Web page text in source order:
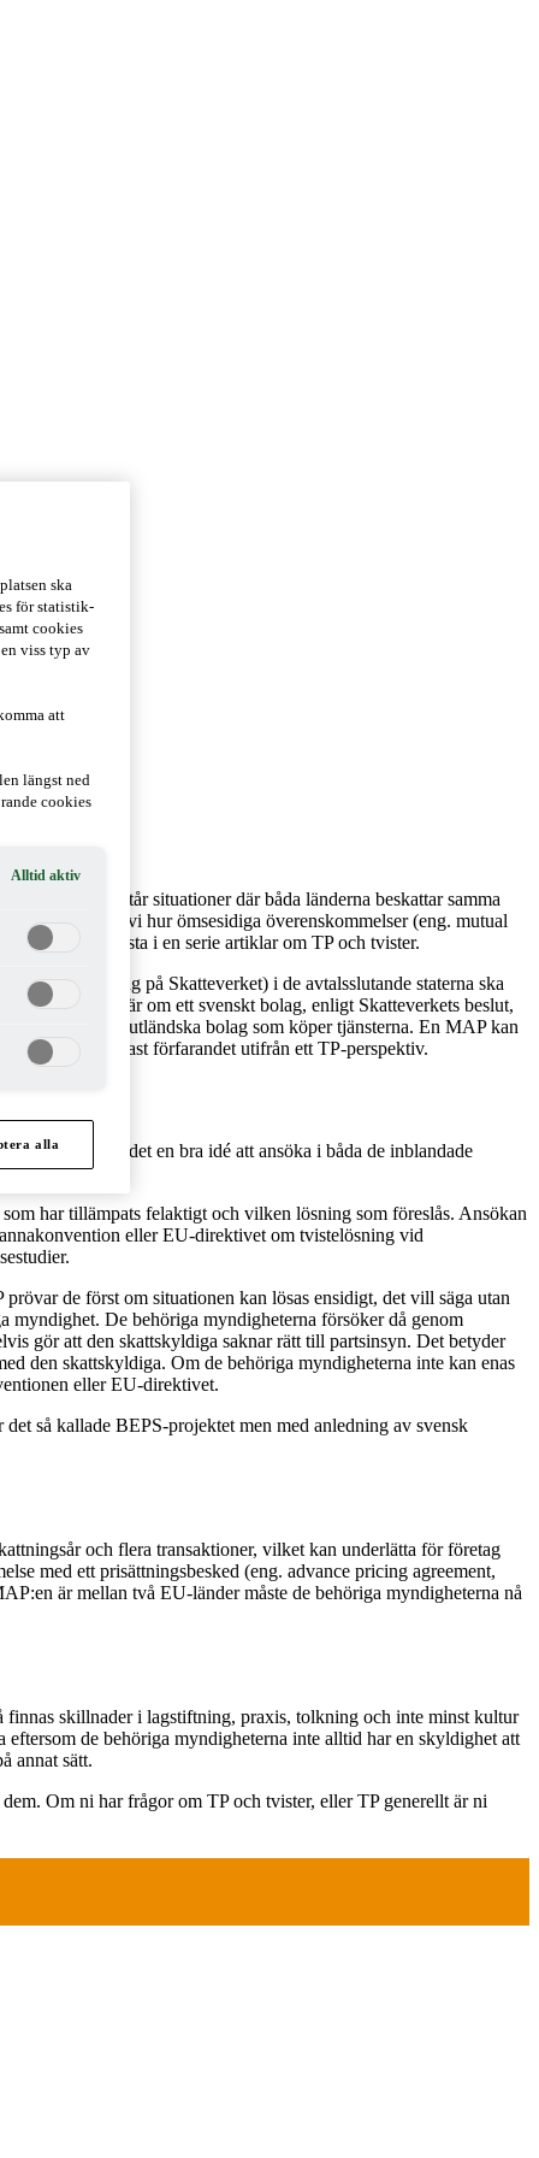
Ofta uppstår situationer där båda länderna beskattar samma
Här beskriver vi hur ömsesidiga överenskommelser (eng. mutual
tredje och sista i en serie artiklar om TP och tvister.
avdelning på Skatteverket) i de avtalsslutande staterna ska
situation är om ett svenskt bolag, enligt Skatteverkets beslut,
i det utländska bolag som köper tjänsterna. En MAP kan
dock endast förfarandet utifrån ett TP-perspektiv.
Ofta är det en bra idé att ansöka i båda de inblandade
handläggning.
har tillämpats felaktigt och vilken lösning som föreslås. Ansökan
eller EU-direktivet om tvistelösning vid
de först om situationen kan lösas ensidigt, det vill säga utan
myndighet. De behöriga myndigheterna försöker då genom
gör att den skattskyldiga saknar rätt till partsinsyn. Det betyder
den skattskyldiga. Om de behöriga myndigheterna inte kan enas
eller EU-direktivet.
så kallade BEPS-projektet men med anledning av svensk
och flera transaktioner, vilket kan underlätta för företag
med ett prisättningsbesked (eng. advance pricing agreement,
är mellan två EU-länder måste de behöriga myndigheterna nå
finnas skillnader i lagstiftning, praxis, tolkning och inte minst kultur
de behöriga myndigheterna inte alltid har en skyldighet att
annat sätt.
Om ni har frågor om TP och tvister, eller TP generellt är ni
ska
för statistik-
cookies
viss typ av
att
längst ned
cookies
Alltid aktiv
alla